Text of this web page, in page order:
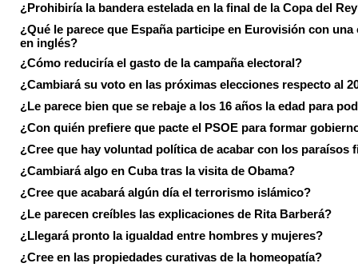
¿Prohibiría la bandera estelada en la final de la Copa del
¿Qué le parece que España participe en Eurovisión con una
en inglés?
¿Cómo reduciría el gasto de la campaña electoral?
¿Cambiará su voto en las próximas elecciones respecto al
¿Le parece bien que se rebaje a los 16 años la edad para
¿Con quién prefiere que pacte el PSOE para formar
¿Cree que hay voluntad política de acabar con los paraísos
¿Cambiará algo en Cuba tras la visita de Obama?
¿Cree que acabará algún día el terrorismo islámico?
¿Le parecen creíbles las explicaciones de Rita Barberá?
¿Llegará pronto la igualdad entre hombres y mujeres?
¿Cree en las propiedades curativas de la homeopatía?